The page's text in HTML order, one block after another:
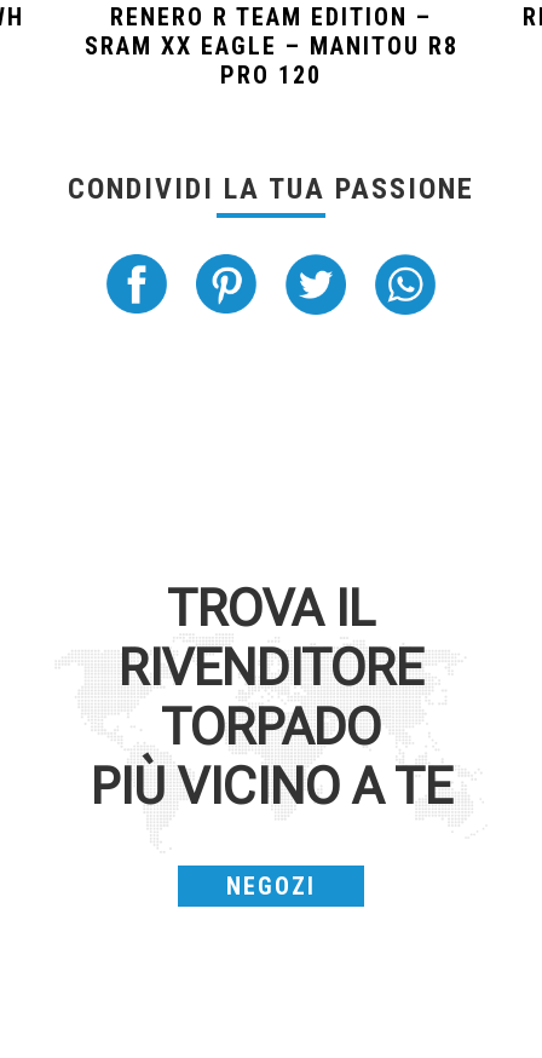
RENERO R TEAM EDITION –
SRAM XX EAGLE – MANITOU R8
PRO 120
CONDIVIDI LA TUA PASSIONE
TROVA IL
RIVENDITORE
TORPADO
PIÙ VICINO A TE
NEGOZI